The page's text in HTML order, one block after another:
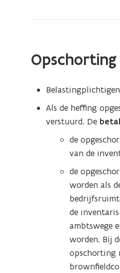
verwaarlozing
Als de heffing
verstuurd. De
de
van de
de
worden als
de
ambtswege
worden. Bij
opschorting